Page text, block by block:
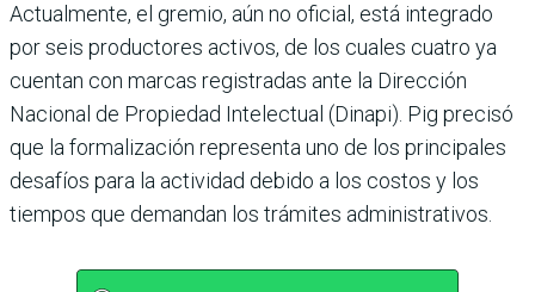
Actualmente, el gremio, aún no oficial, está integrado
por seis productores activos, de los cuales cuatro ya
cuentan con marcas registradas ante la Dirección
Nacional de Propiedad Intelectual (Dinapi). Pig precisó
que la formalización representa uno de los principales
desafíos para la actividad debido a los costos y los
tiempos que demandan los trámites administrativos.